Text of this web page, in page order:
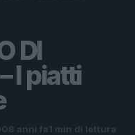
DI
I piatti
8 anni fa 1 min di lettura